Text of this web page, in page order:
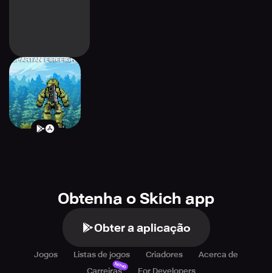
Spartan Firefight
Obtenha o Skich app
Obter a aplicação
Jogos Listas de jogos Criadores
Acerca de
Carreiras
Novo
For Developers